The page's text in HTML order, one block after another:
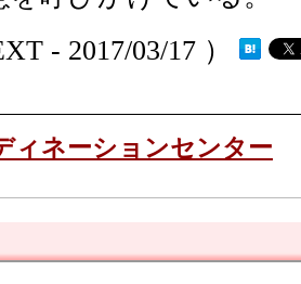
- 2017/03/17 ）
ィネーションセンター